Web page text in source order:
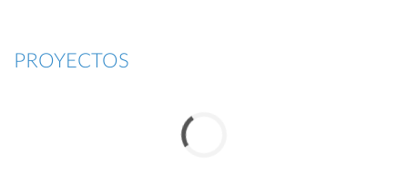
PROYECTOS